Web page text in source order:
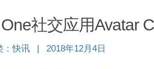
社交应用Avatar
：快讯 2018年12月4日